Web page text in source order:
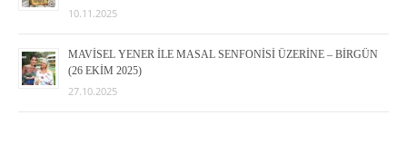
10.11.2025
MAVİSEL YENER İLE MASAL SENFONİSİ ÜZERİNE – BİRGÜN
(26 EKİM 2025)
27.10.2025